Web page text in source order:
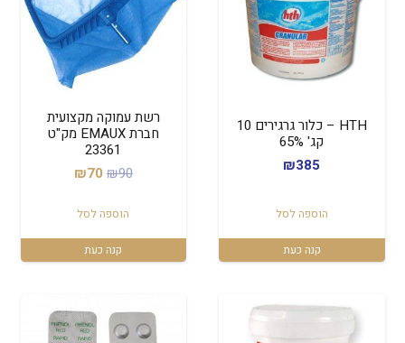
HTH – כלור גרגירים 10
קג' 65%
₪385
הוספה לסל
קנה כעת
רשת עמוקה מקצועית
חברת EMAUX מק"ט
23361
₪90
המחיר
היה:
₪90.
₪70
₪70.
הוספה לסל
קנה כעת